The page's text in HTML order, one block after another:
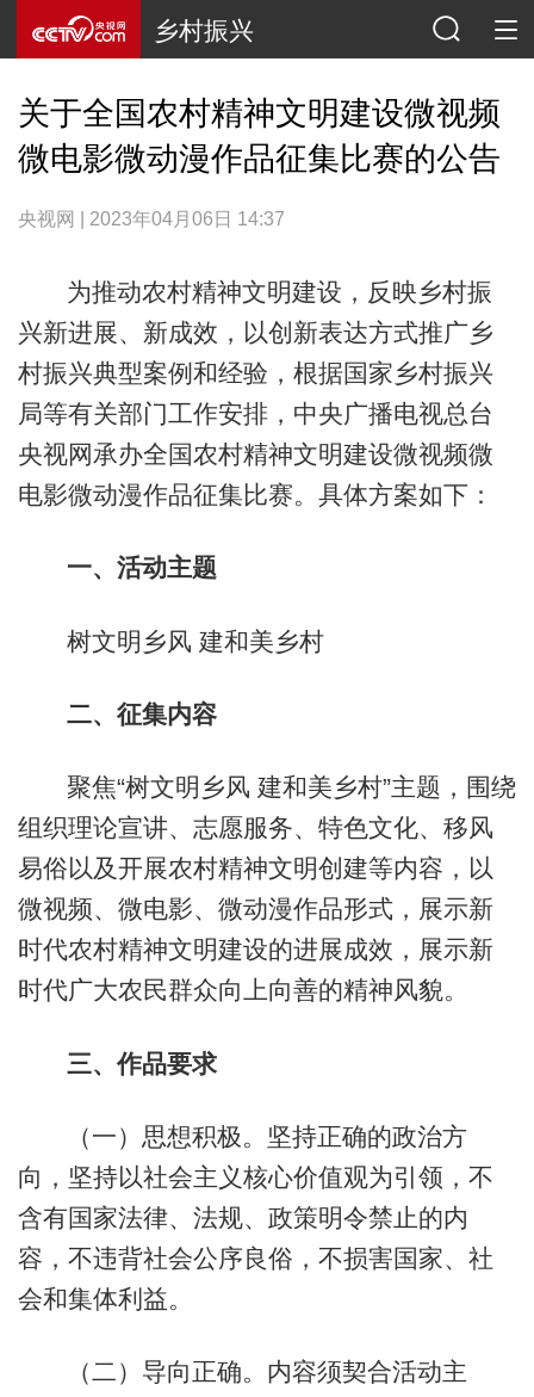
乡村振兴
关于全国农村精神文明建设微视频
微电影微动漫作品征集比赛的公告
央视网 | 2023年04月06日 14:37
为推动农村精神文明建设，反映乡村振
兴新进展、新成效，以创新表达方式推广乡
村振兴典型案例和经验，根据国家乡村振兴
局等有关部门工作安排，中央广播电视总台
央视网承办全国农村精神文明建设微视频微
电影微动漫作品征集比赛。具体方案如下：
一、活动主题
树文明乡风 建和美乡村
二、征集内容
聚焦“树文明乡风 建和美乡村”主题，围绕
组织理论宣讲、志愿服务、特色文化、移风
易俗以及开展农村精神文明创建等内容，以
微视频、微电影、微动漫作品形式，展示新
时代农村精神文明建设的进展成效，展示新
时代广大农民群众向上向善的精神风貌。
三、作品要求
（一）思想积极。坚持正确的政治方
向，坚持以社会主义核心价值观为引领，不
含有国家法律、法规、政策明令禁止的内
容，不违背社会公序良俗，不损害国家、社
会和集体利益。
（二）导向正确。内容须契合活动主